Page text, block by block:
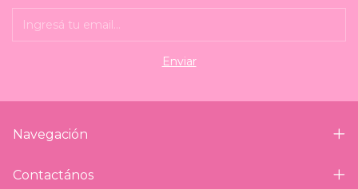
Navegación
Contactános